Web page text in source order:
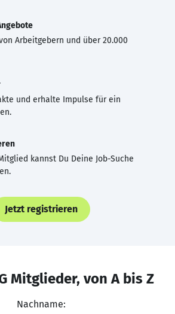
Arbeitgebern und über 20.000
und erhalte Impulse für ein
kannst Du Deine Job-Suche
Jetzt registrieren
Mitglieder, von A bis Z
Nachname: